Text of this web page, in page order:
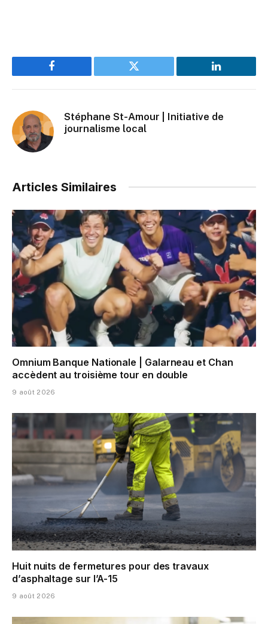
Facebook Twitter LinkedIn
Stéphane St-Amour | Initiative de
journalisme local
Articles Similaires
Omnium Banque Nationale | Galarneau et Chan
accèdent au troisième tour en double
9 août 2026
Huit nuits de fermetures pour des travaux
d’asphaltage sur l’A-15
9 août 2026